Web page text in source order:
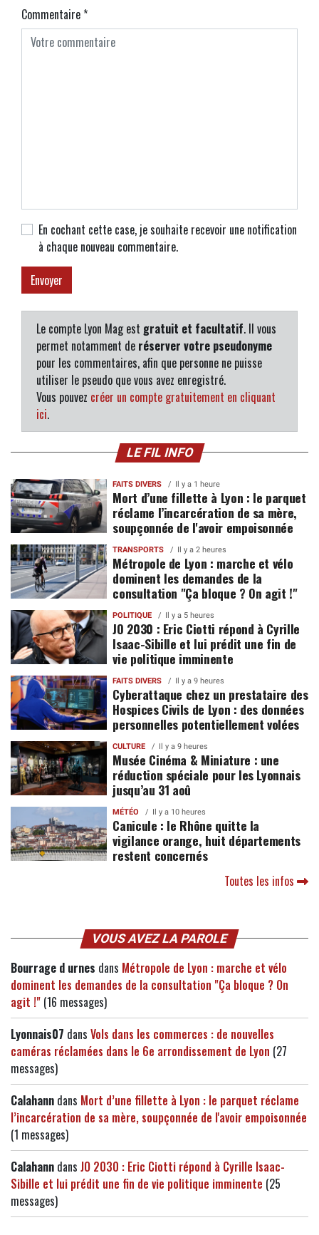
Commentaire*
En cochant cette case, je souhaite recevoir une notification
à chaque nouveau commentaire.
Le compte Lyon Mag est gratuit et facultatif. Il vous
permet notamment de réserver votre pseudonyme
pour les commentaires, afin que personne ne puisse
utiliser le pseudo que vous avez enregistré.
Vous pouvez créer un compte gratuitement en cliquant
ici.
LE FIL INFO
FAITS DIVERS Il y a 1 heure
Mort d’une fillette à Lyon : le parquet
réclame l’incarcération de sa mère,
soupçonnée de l'avoir empoisonnée
TRANSPORTS Il y a 2 heures
Métropole de Lyon : marche et vélo
dominent les demandes de la
consultation "Ça bloque ? On agit !"
POLITIQUE Il y a 5 heures
JO 2030 : Eric Ciotti répond à Cyrille
Isaac-Sibille et lui prédit une fin de
vie politique imminente
FAITS DIVERS Il y a 9 heures
Cyberattaque chez un prestataire des
Hospices Civils de Lyon : des données
personnelles potentiellement volées
CULTURE Il y a 9 heures
Musée Cinéma & Miniature : une
réduction spéciale pour les Lyonnais
jusqu’au 31 aoû
MÉTÉO Il y a 10 heures
Canicule : le Rhône quitte la
vigilance orange, huit départements
restent concernés
Toutes les infos
VOUS AVEZ LA PAROLE
Bourrage d urnes dans Métropole de Lyon : marche et vélo
dominent les demandes de la consultation "Ça bloque ? On
agit !" (16 messages)
Lyonnais07 dans Vols dans les commerces : de nouvelles
caméras réclamées dans le 6e arrondissement de Lyon (27
messages)
Calahann dans Mort d’une fillette à Lyon : le parquet réclame
l’incarcération de sa mère, soupçonnée de l'avoir empoisonnée
(1 messages)
Calahann dans JO 2030 : Eric Ciotti répond à Cyrille Isaac-
Sibille et lui prédit une fin de vie politique imminente (25
messages)